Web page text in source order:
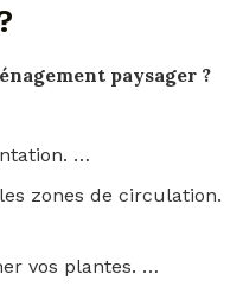
paysager ?
…
zones de circulation.
vos plantes. …